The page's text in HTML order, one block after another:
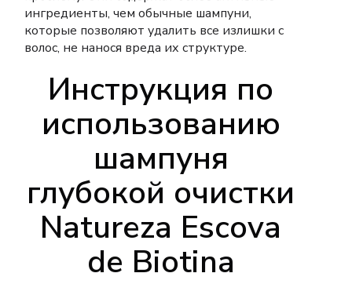
ингредиенты, чем обычные шампуни,
которые позволяют удалить все излишки с
волос, не нанося вреда их структуре.
Инструкция по
использованию
шампуня
глубокой очистки
Natureza Escova
de Biotina